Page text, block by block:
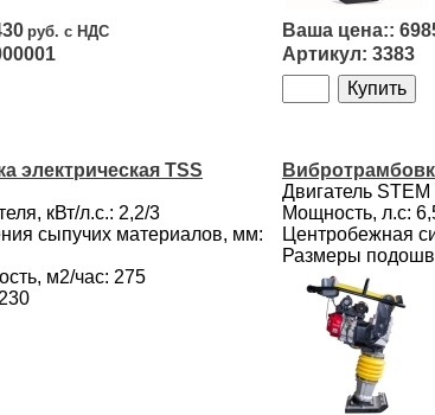
3383
электрическая TSS
кВт/л.с.: 2,2/3
сыпучих материалов, мм:
м2/час: 275
Двигатель
Мощность, л.с:
Центробежная
Размеры